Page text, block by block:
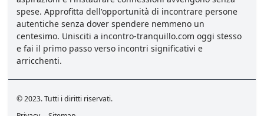
spese. Approfitta dell'opportunità di incontrare persone
autentiche senza dover spendere nemmeno un
centesimo. Unisciti a incontro-tranquillo.com oggi stesso
e fai il primo passo verso incontri significativi e
arricchenti.
© 2023. Tutti i diritti riservati.